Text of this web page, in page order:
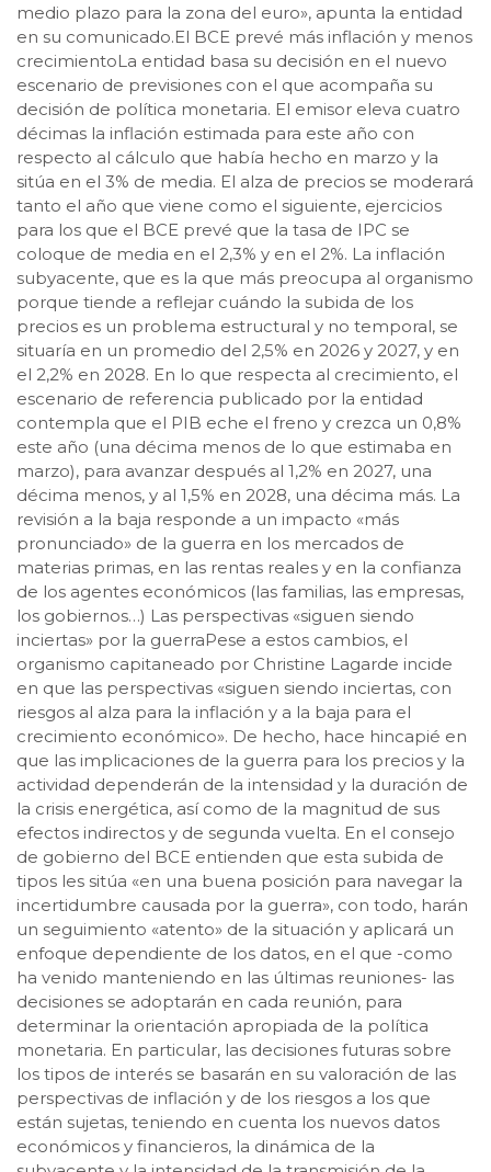
medio plazo para la zona del euro», apunta la entidad
en su comunicado.El BCE prevé más inflación y menos
crecimientoLa entidad basa su decisión en el nuevo
escenario de previsiones con el que acompaña su
decisión de política monetaria. El emisor eleva cuatro
décimas la inflación estimada para este año con
respecto al cálculo que había hecho en marzo y la
sitúa en el 3% de media. El alza de precios se moderará
tanto el año que viene como el siguiente, ejercicios
para los que el BCE prevé que la tasa de IPC se
coloque de media en el 2,3% y en el 2%. La inflación
subyacente, que es la que más preocupa al organismo
porque tiende a reflejar cuándo la subida de los
precios es un problema estructural y no temporal, se
situaría en un promedio del 2,5% en 2026 y 2027, y en
el 2,2% en 2028. En lo que respecta al crecimiento, el
escenario de referencia publicado por la entidad
contempla que el PIB eche el freno y crezca un 0,8%
este año (una décima menos de lo que estimaba en
marzo), para avanzar después al 1,2% en 2027, una
décima menos, y al 1,5% en 2028, una décima más. La
revisión a la baja responde a un impacto «más
pronunciado» de la guerra en los mercados de
materias primas, en las rentas reales y en la confianza
de los agentes económicos (las familias, las empresas,
los gobiernos…) Las perspectivas «siguen siendo
inciertas» por la guerraPese a estos cambios, el
organismo capitaneado por Christine Lagarde incide
en que las perspectivas «siguen siendo inciertas, con
riesgos al alza para la inflación y a la baja para el
crecimiento económico». De hecho, hace hincapié en
que las implicaciones de la guerra para los precios y la
actividad dependerán de la intensidad y la duración de
la crisis energética, así como de la magnitud de sus
efectos indirectos y de segunda vuelta. En el consejo
de gobierno del BCE entienden que esta subida de
tipos les sitúa «en una buena posición para navegar la
incertidumbre causada por la guerra», con todo, harán
un seguimiento «atento» de la situación y aplicará un
enfoque dependiente de los datos, en el que -como
ha venido manteniendo en las últimas reuniones- las
decisiones se adoptarán en cada reunión, para
determinar la orientación apropiada de la política
monetaria. En particular, las decisiones futuras sobre
los tipos de interés se basarán en su valoración de las
perspectivas de inflación y de los riesgos a los que
están sujetas, teniendo en cuenta los nuevos datos
económicos y financieros, la dinámica de la